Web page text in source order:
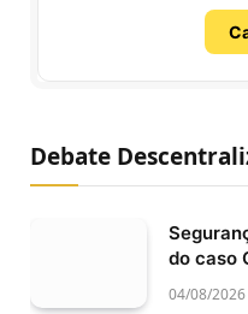
Debate
do caso
04/08/2026